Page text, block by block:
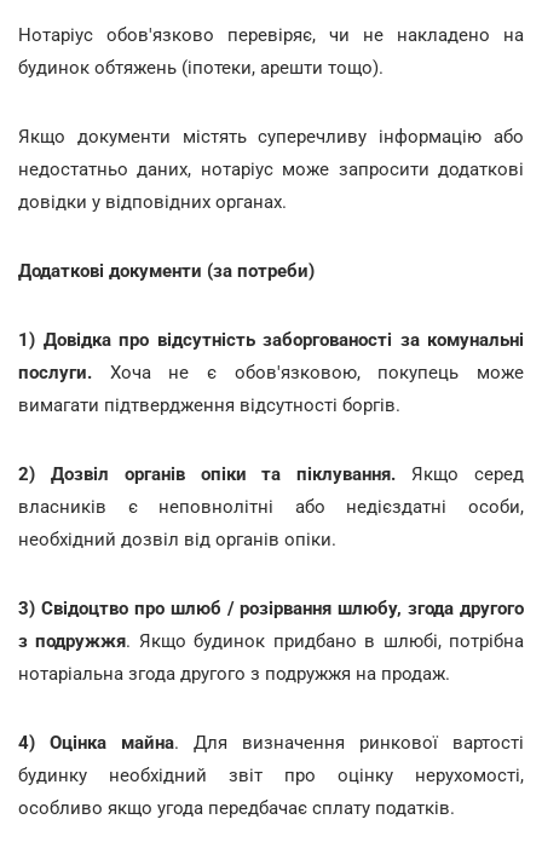
Нотаріус обов'язково перевіряє, чи не накладено на
будинок обтяжень (іпотеки, арешти тощо).
Якщо документи містять суперечливу інформацію або
недостатньо даних, нотаріус може запросити додаткові
довідки у відповідних органах.
Додаткові документи (за потреби)
1) Довідка про відсутність заборгованості за комунальні
послуги. Хоча не є обов'язковою, покупець може
вимагати підтвердження відсутності боргів.
2) Дозвіл органів опіки та піклування. Якщо серед
власників є неповнолітні або недієздатні особи,
необхідний дозвіл від органів опіки.
3) Свідоцтво про шлюб / розірвання шлюбу, згода другого
з подружжя. Якщо будинок придбано в шлюбі, потрібна
нотаріальна згода другого з подружжя на продаж.
4) Оцінка майна. Для визначення ринкової вартості
будинку необхідний звіт про оцінку нерухомості,
особливо якщо угода передбачає сплату податків.